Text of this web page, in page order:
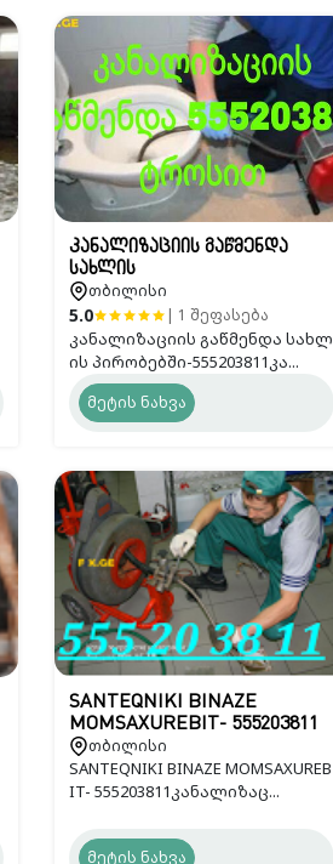
კანალიზაციის გაწმენდა
სახლის
პირობებში-555203811
თბილისი
5.0 | 1 შეფასება
კანალიზაციის გაწმენდა სახლ
ის პირობებში-555203811კა...
მეტის ნახვა
SANTEQNIKI BINAZE
MOMSAXUREBIT- 555203811
თბილისი
SANTEQNIKI BINAZE MOMSAXUREB
IT- 555203811კანალიზაც...
მეტის ნახვა